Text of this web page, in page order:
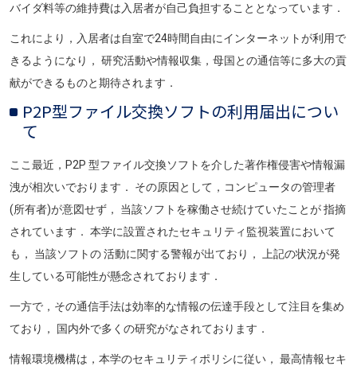
バイダ料等の維持費は入居者が自己負担することとなっています．
これにより，入居者は自室で24時間自由にインターネットが利用で
きるようになり， 研究活動や情報収集，母国との通信等に多大の貢
献ができるものと期待されます．
P2P型ファイル交換ソフトの利用届出につい
て
ここ最近，P2P 型ファイル交換ソフトを介した著作権侵害や情報漏
洩が相次いでおります． その原因として，コンピュータの管理者
(所有者)が意図せず， 当該ソフトを稼働させ続けていたことが 指摘
されています． 本学に設置されたセキュリティ監視装置において
も， 当該ソフトの 活動に関する警報が出ており， 上記の状況が発
生している可能性が懸念されております．
一方で，その通信手法は効率的な情報の伝達手段として注目を集め
ており， 国内外で多くの研究がなされております．
情報環境機構は，本学のセキュリティポリシに従い， 最高情報セキ